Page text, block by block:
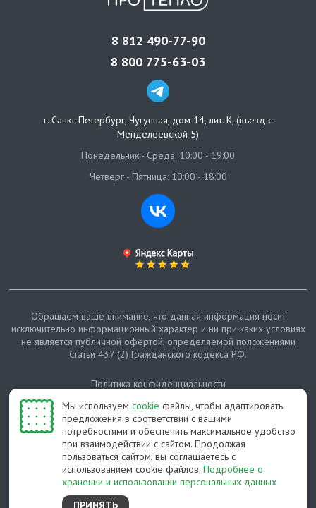
Мы используем cookie файлы, чтобы адаптировать
предложения в соответствии с вашими
потребностями и обеспечить максимальное удобство
при взаимодействии с сайтом. Продолжая
пользоваться сайтом, вы соглашаетесь с
использованием cookie файлов. Подробнее о
хранении и использовании персональных данных
ПРИНЯТЬ
8 812 490-77-90
8 800 775-63-03
г. Санкт-Петербург, Чугунная, дом 14, лит. К, (въезд с
Менделеевской 5)
Понедельник - Среда: 10:00 - 19:00
Четверг - Пятница: 10:00 - 18:00
© Протепло-СПб, 2011-2026
Обращаем ваше внимание, что данная информация носит
исключительно информационный характер и ни при каких условиях
не является публичной офертой, определяемой положениями
Статьи 437 (2) Гражданского кодекса РФ.
Политика конфиденциальности
Карта сайта
Разработано студией Feel Good St